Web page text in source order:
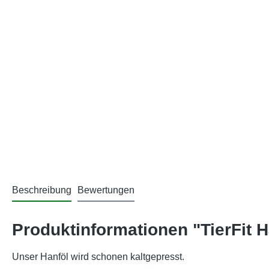
Beschreibung Bewertungen
Produktinformationen "TierFit
Unser Hanföl wird schonen kaltgepresst.